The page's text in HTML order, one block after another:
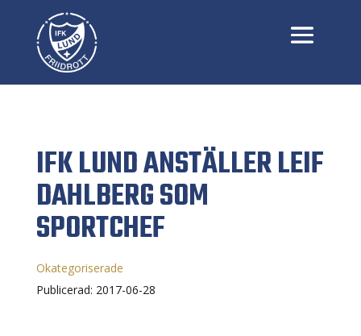
IFK LUND ANSTÄLLER LEIF
DAHLBERG SOM
SPORTCHEF
Okategoriserade
Publicerad: 2017-06-28